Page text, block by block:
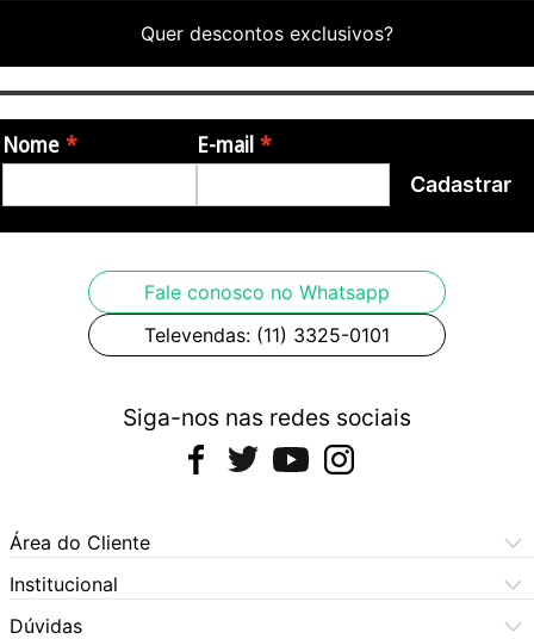
Quer descontos exclusivos?
Nome E-mail
Cadastrar
Fale conosco no Whatsapp
Televendas: (11) 3325-0101
Siga-nos nas redes sociais
Área do Cliente
Meus Pedidos
Meus Dados
Institucional
Central de Atendimento
Dúvidas